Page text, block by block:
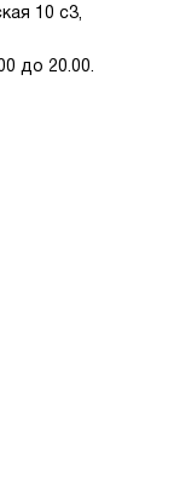
10 с3,
до 20.00.